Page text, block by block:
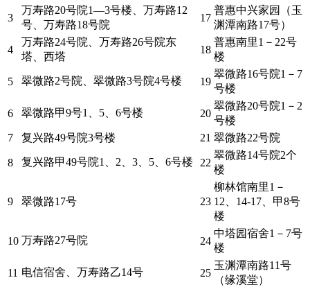
3
万寿路20号院1—3号楼、万寿路12
号、万寿路18号院
17
普惠中兴家园（玉
渊潭南路17号）
4
万寿路24号院、万寿路26号院东
塔、西塔
18
普惠南里1－22号
楼
5 翠微路2号院、翠微路3号院4号楼 19
翠微路16号院1－7
号楼
6 翠微路甲9号1、5、6号楼 20
翠微路20号院1－2
号楼
7
复兴路49号院3号楼 21 翠微路22号院
8 复兴路甲49号院1、2、3、5、6号楼 22
翠微路14号院2个
楼
9 翠微路17号 23
柳林馆南里1－
12、14-17、甲8号
楼
10 万寿路27号院 24
中塔园宿舍1－7号
楼
11 电信宿舍、万寿路乙14号 25
玉渊潭南路11号
（缘溪堂）